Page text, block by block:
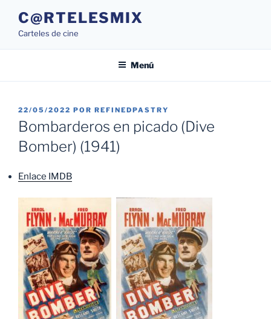
contenido
C@RTELESMIX
Carteles de cine
Menú
PUBLICADO
EL
22/05/2022 POR REFINEDPASTRY
Bombarderos en picado (Dive
Bomber) (1941)
Enlace IMDB